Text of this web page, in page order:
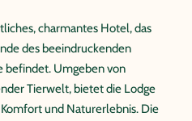
charmantes Hotel, das
des beeindruckenden
befindet. Umgeben von
Tierwelt, bietet die Lodge
und Naturerlebnis. Die